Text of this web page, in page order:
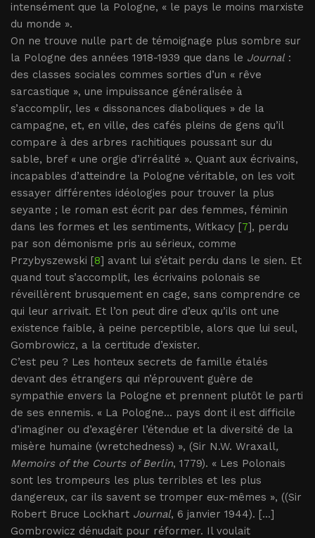
intensément que la Pologne, « le pays le moins marxiste
du monde ».
On ne trouve nulle part de témoignage plus sombre sur
la Pologne des années 1918-1939 que dans le Journal :
des classes sociales commes sorties d’un « rêve
sarcastique », une impuissance généralisée à
s’accomplir, les « dissonances diaboliques » de la
campagne, et, en ville, des cafés pleins de gens qu’il
compare à des arbres rachitiques poussant sur du
sable, bref « une orgie d’irréalité ». Quant aux écrivains,
incapables d’atteindre la Pologne véritable, on les voit
essayer différentes idéologies pour trouver la plus
seyante ; le roman est écrit par des femmes, féminin
dans les formes et les sentiments, Witkacy [7], perdu
par son démonisme pris au sérieux, comme
Przybyszewski [8] avant lui s’était perdu dans le sien. Et
quand tout s’accomplit, les écrivains polonais se
réveillèrent brusquement en cage, sans comprendre ce
qui leur arrivait. Et l’on peut dire d’eux qu’ils ont une
existence faible, à peine perceptible, alors que lui seul,
Gombrowicz, a la certitude d’exister.
C’est peu ? Les honteux secrets de famille étalés
devant des étrangers qui n’éprouvent guère de
sympathie envers la Pologne et prennent plutôt le parti
de ses ennemis. « La Pologne... pays dont il est difficile
d’imaginer ou d’exagérer l’étendue et la diversité de la
misère humaine (wretchedness) », (Sir N.W. Wraxall,
Memoirs of the Courts of Berlin, 1779). « Les Polonais
sont les trompeurs les plus terribles et les plus
dangereux, car ils savent se tromper eux-mêmes », ((Sir
Robert Bruce Lockhart Journal, 6 janvier 1944). [...]
Gombrowicz dénudait pour réformer. Il voulait